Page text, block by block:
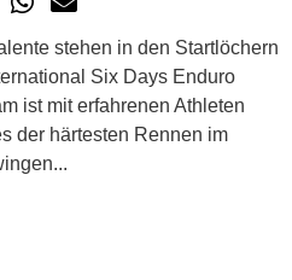
stehen in den Startlöchern
Six Days Enduro
ist mit erfahrenen Athleten
der härtesten Rennen im